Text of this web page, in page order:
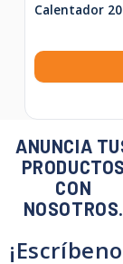
Calentador
ANUNCIA
PRODUCTOS
CON
NOSOTROS.